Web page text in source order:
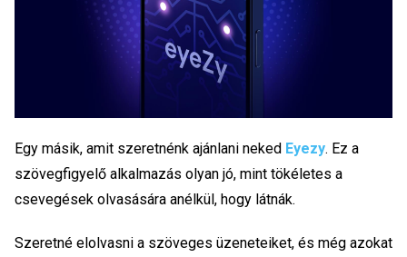
Egy másik, amit szeretnénk ajánlani neked Eyezy. Ez a
szövegfigyelő alkalmazás olyan jó, mint tökéletes a
csevegések olvasására anélkül, hogy látnák.
Szeretné elolvasni a szöveges üzeneteiket, és még azokat